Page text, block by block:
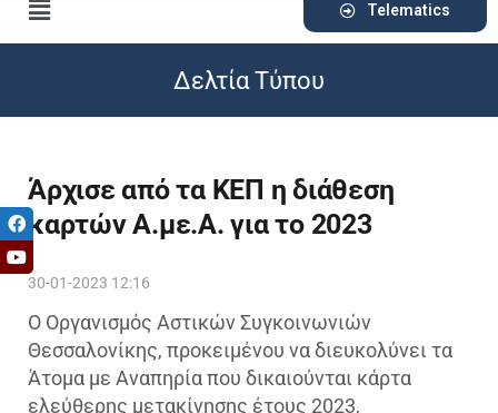
Telematics
Δελτία Τύπου
Άρχισε από τα ΚΕΠ η διάθεση
καρτών Α.με.Α. για το 2023
30-01-2023 12:16
Ο Οργανισμός Αστικών Συγκοινωνιών
Θεσσαλονίκης, προκειμένου να διευκολύνει τα
Άτομα με Αναπηρία που δικαιούνται κάρτα
ελεύθερης μετακίνησης έτους 2023,